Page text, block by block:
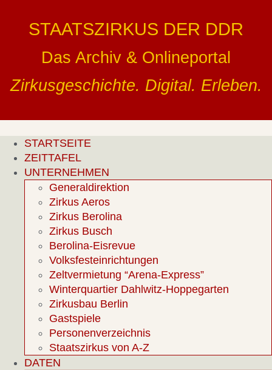
springenSTAATSZIRKUS DER DDR
Das Archiv & Onlineportal
Zirkusgeschichte. Digital. Erleben.
STARTSEITE
ZEITTAFEL
UNTERNEHMEN
Generaldirektion
Zirkus Aeros
Zirkus Berolina
Zirkus Busch
Berolina-Eisrevue
Volksfesteinrichtungen
Zeltvermietung “Arena-Express”
Winterquartier Dahlwitz-Hoppegarten
Zirkusbau Berlin
Gastspiele
Personenverzeichnis
Staatszirkus von A-Z
DATEN